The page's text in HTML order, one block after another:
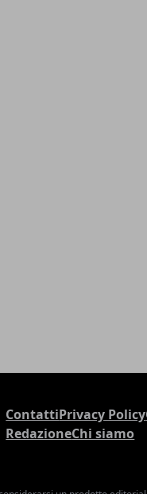
ContattiPrivacy Policy
RedazioneChi siamo